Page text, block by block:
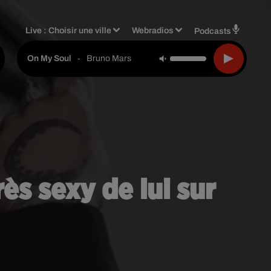
Live :Choisir une ville Webradios Podcasts
On My Soul - Bruno Mars
sexy de lui sur